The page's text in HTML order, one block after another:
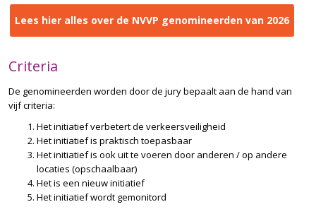
Lees hier alles over de NVVP genomineerden van 2026
Criteria
De genomineerden worden door de jury bepaalt aan de hand van
vijf criteria:
Het initiatief verbetert de verkeersveiligheid
Het initiatief is praktisch toepasbaar
Het initiatief is ook uit te voeren door anderen / op andere
locaties (opschaalbaar)
Het is een nieuw initiatief
Het initiatief wordt gemonitord